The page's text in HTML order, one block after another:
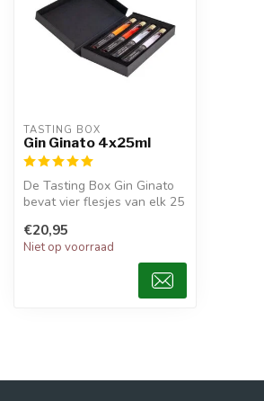
TASTING BOX
Gin Ginato 4x25ml
De Tasting Box Gin Ginato
bevat vier flesjes van elk 25
€20,95
Niet op voorraad